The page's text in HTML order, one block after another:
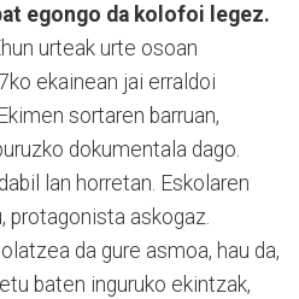
egongo da kolofoi legez.
urteak urte osoan
ekainean jai erraldoi
sortaren barruan,
dokumentala dago.
lan horretan. Eskolaren
protagonista askogaz.
da gure asmoa, hau da,
baten inguruko ekintzak,